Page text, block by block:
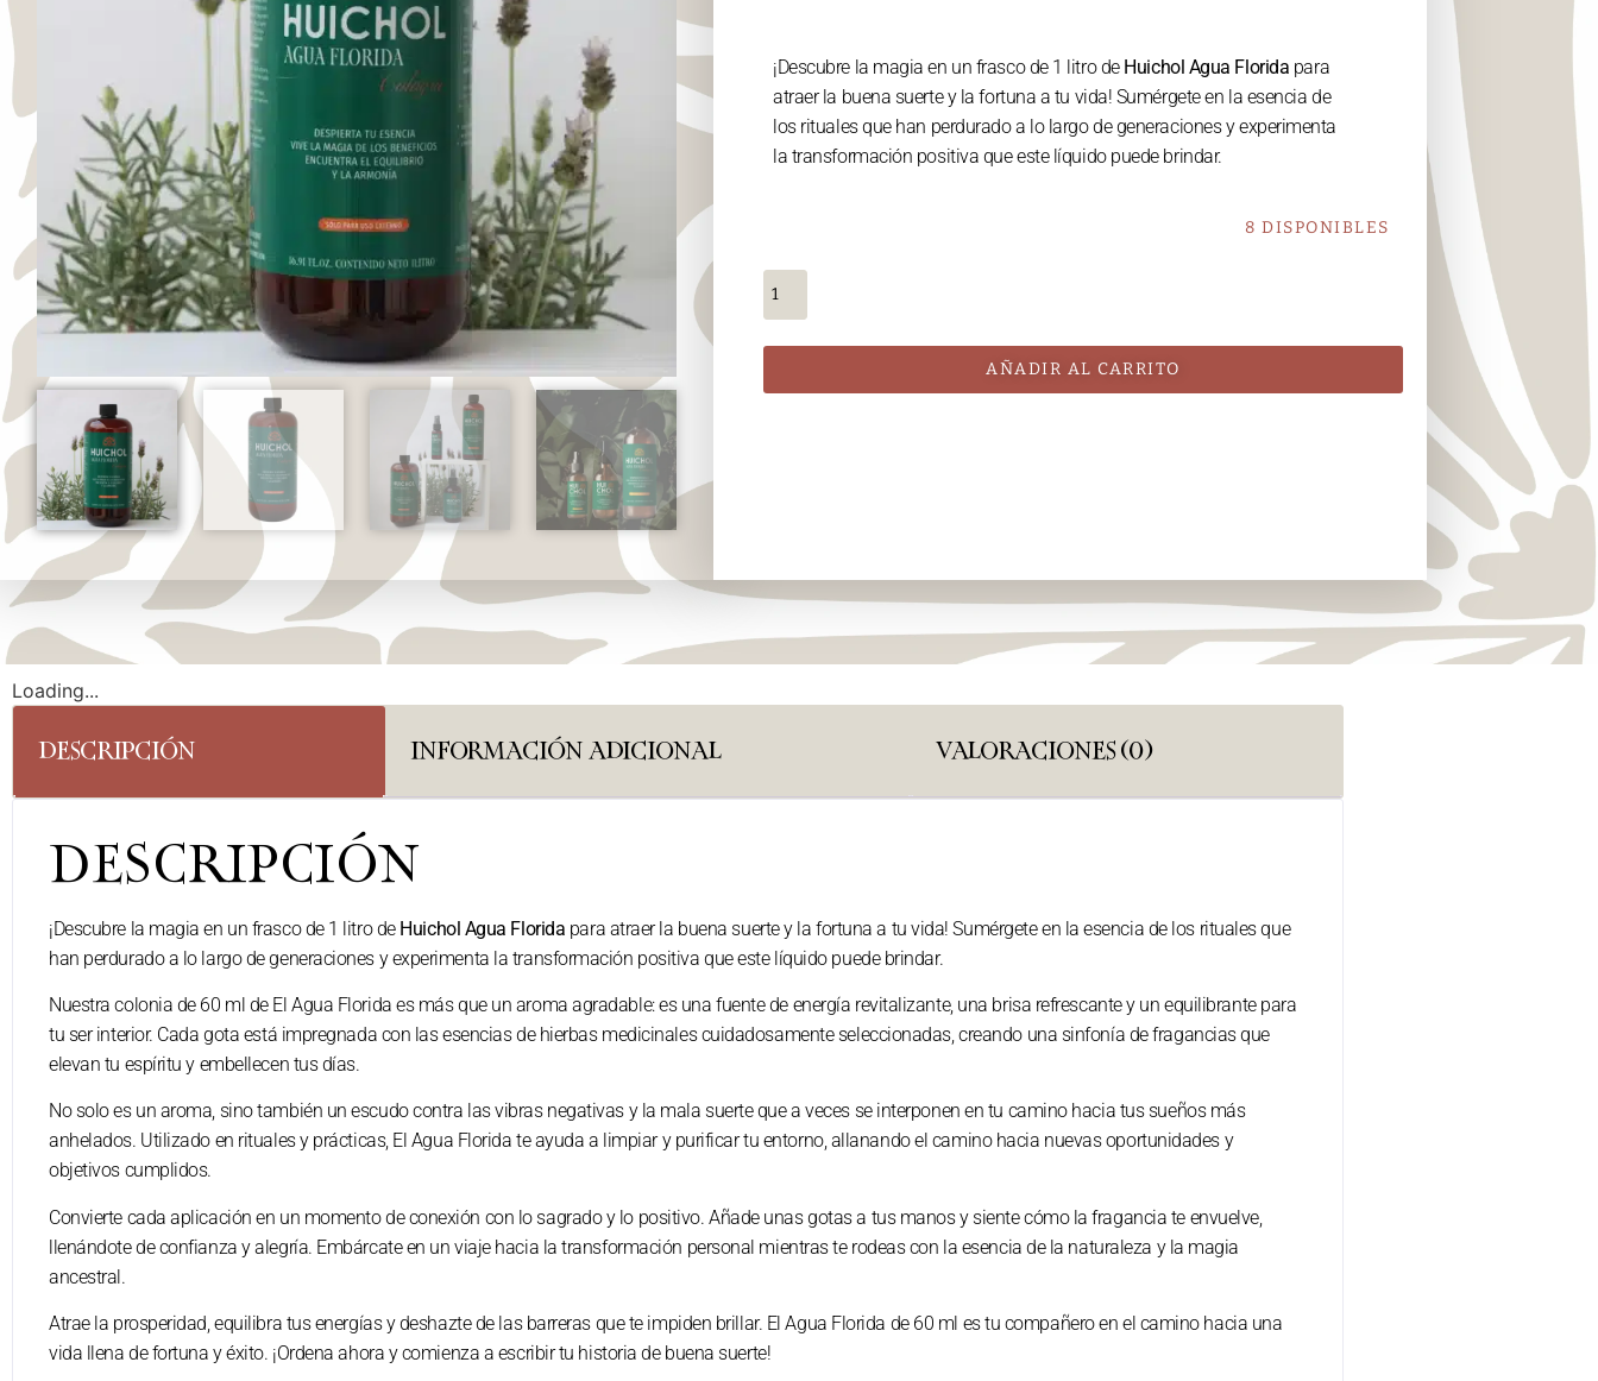
¡Descubre la magia en un frasco de 1 litro de Huichol Agua Florida para
atraer la buena suerte y la fortuna a tu vida! Sumérgete en la esencia de
los rituales que han perdurado a lo largo de generaciones y experimenta
la transformación positiva que este líquido puede brindar.
8 DISPONIBLES
AÑADIR AL CARRITO
Loading...
DESCRIPCIÓN INFORMACIÓN ADICIONAL VALORACIONES (0)
DESCRIPCIÓN
¡Descubre la magia en un frasco de 1 litro de Huichol Agua Florida para atraer la buena suerte y la fortuna a tu vida! Sumérgete en la esencia de los rituales que
han perdurado a lo largo de generaciones y experimenta la transformación positiva que este líquido puede brindar.
Nuestra colonia de 60 ml de El Agua Florida es más que un aroma agradable: es una fuente de energía revitalizante, una brisa refrescante y un equilibrante para
tu ser interior. Cada gota está impregnada con las esencias de hierbas medicinales cuidadosamente seleccionadas, creando una sinfonía de fragancias que
elevan tu espíritu y embellecen tus días.
No solo es un aroma, sino también un escudo contra las vibras negativas y la mala suerte que a veces se interponen en tu camino hacia tus sueños más
anhelados. Utilizado en rituales y prácticas, El Agua Florida te ayuda a limpiar y purificar tu entorno, allanando el camino hacia nuevas oportunidades y
objetivos cumplidos.
Convierte cada aplicación en un momento de conexión con lo sagrado y lo positivo. Añade unas gotas a tus manos y siente cómo la fragancia te envuelve,
llenándote de confianza y alegría. Embárcate en un viaje hacia la transformación personal mientras te rodeas con la esencia de la naturaleza y la magia
ancestral.
Atrae la prosperidad, equilibra tus energías y deshazte de las barreras que te impiden brillar. El Agua Florida de 60 ml es tu compañero en el camino hacia una
vida llena de fortuna y éxito. ¡Ordena ahora y comienza a escribir tu historia de buena suerte!